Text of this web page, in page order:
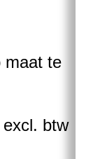
maat te
btw